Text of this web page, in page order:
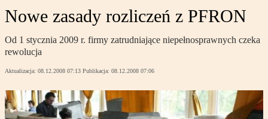
Nowe zasady rozliczeń z PFRON
Od 1 stycznia 2009 r. firmy zatrudniające niepełnosprawnych czeka
rewolucja
Aktualizacja: 08.12.2008 07:13 Publikacja: 08.12.2008 07:06